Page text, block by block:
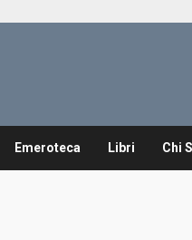
Emeroteca Libri Chi